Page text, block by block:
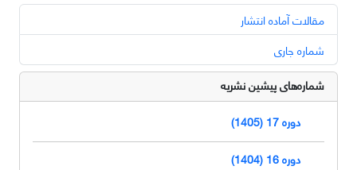
مقالات آماده انتشار
شماره جاری
شماره‌های پیشین نشریه
دوره 17 (1405)
دوره 16 (1404)